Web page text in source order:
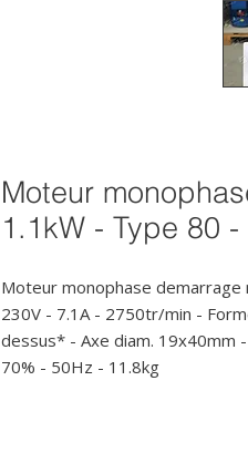
Moteur
1.1kW - Type 80
Moteur monophase
230V - 7.1A - 2750tr/min -
dessus* - Axe diam. 19x40mm
70% - 50Hz - 11.8kg